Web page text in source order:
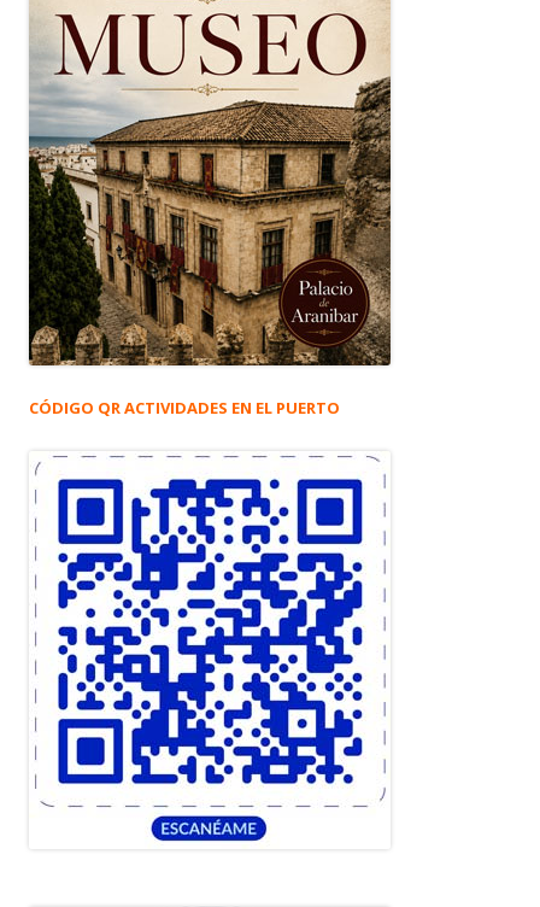
CÓDIGO QR ACTIVIDADES EN EL PUERTO